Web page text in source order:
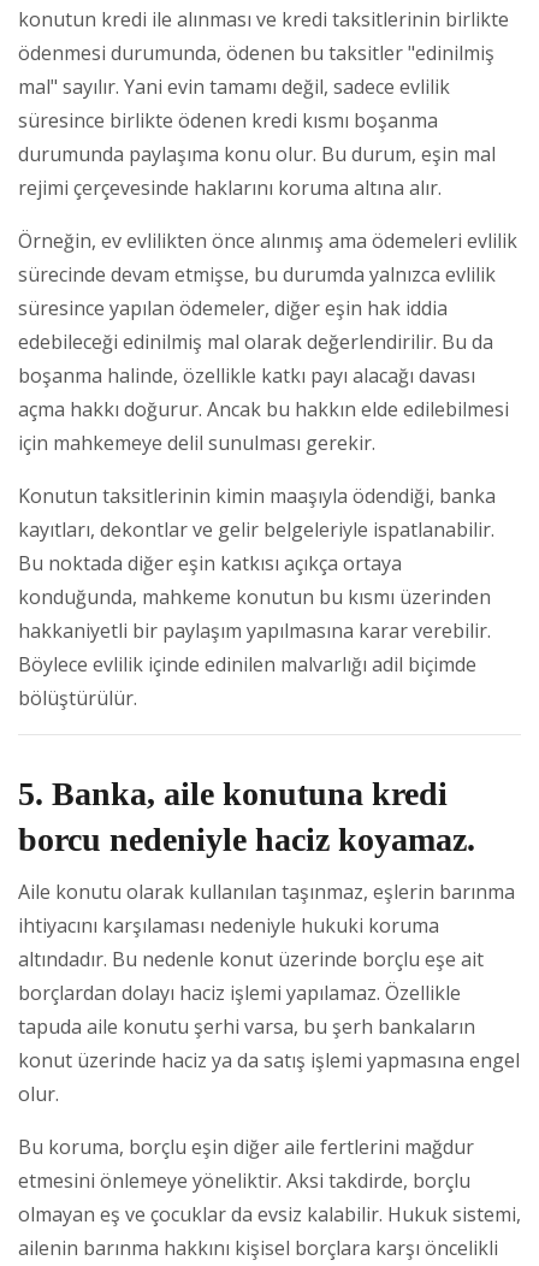
konutun kredi ile alınması ve kredi taksitlerinin birlikte
ödenmesi durumunda, ödenen bu taksitler "edinilmiş
mal" sayılır. Yani evin tamamı değil, sadece evlilik
süresince birlikte ödenen kredi kısmı boşanma
durumunda paylaşıma konu olur. Bu durum, eşin mal
rejimi çerçevesinde haklarını koruma altına alır.
Örneğin, ev evlilikten önce alınmış ama ödemeleri evlilik
sürecinde devam etmişse, bu durumda yalnızca evlilik
süresince yapılan ödemeler, diğer eşin hak iddia
edebileceği edinilmiş mal olarak değerlendirilir. Bu da
boşanma halinde, özellikle katkı payı alacağı davası
açma hakkı doğurur. Ancak bu hakkın elde edilebilmesi
için mahkemeye delil sunulması gerekir.
Konutun taksitlerinin kimin maaşıyla ödendiği, banka
kayıtları, dekontlar ve gelir belgeleriyle ispatlanabilir.
Bu noktada diğer eşin katkısı açıkça ortaya
konduğunda, mahkeme konutun bu kısmı üzerinden
hakkaniyetli bir paylaşım yapılmasına karar verebilir.
Böylece evlilik içinde edinilen malvarlığı adil biçimde
bölüştürülür.
5. Banka, aile konutuna kredi
borcu nedeniyle haciz koyamaz.
Aile konutu olarak kullanılan taşınmaz, eşlerin barınma
ihtiyacını karşılaması nedeniyle hukuki koruma
altındadır. Bu nedenle konut üzerinde borçlu eşe ait
borçlardan dolayı haciz işlemi yapılamaz. Özellikle
tapuda aile konutu şerhi varsa, bu şerh bankaların
konut üzerinde haciz ya da satış işlemi yapmasına engel
olur.
Bu koruma, borçlu eşin diğer aile fertlerini mağdur
etmesini önlemeye yöneliktir. Aksi takdirde, borçlu
olmayan eş ve çocuklar da evsiz kalabilir. Hukuk sistemi,
ailenin barınma hakkını kişisel borçlara karşı öncelikli